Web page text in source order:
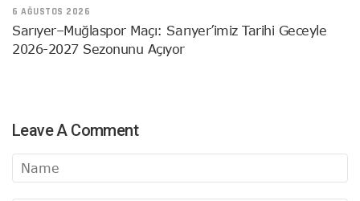
6 AĞUSTOS 2026
Sarıyer–Muğlaspor Maçı: Sarıyer’imiz Tarihi Geceyle
2026-2027 Sezonunu Açıyor
Leave A Comment